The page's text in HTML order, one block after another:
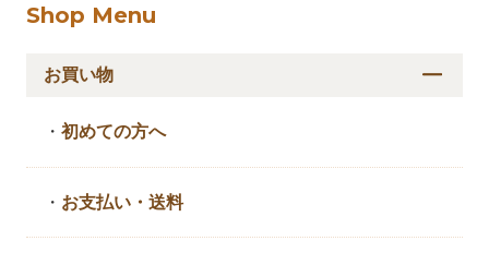
Shop Menu
お買い物
・初めての方へ
・ お支払い・送料